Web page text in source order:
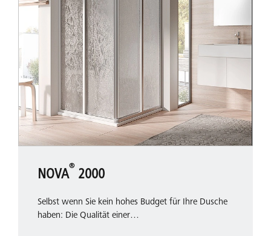
NOVA
®
2000
Selbst wenn Sie kein hohes Budget für Ihre Dusche
haben: Die Qualität einer…